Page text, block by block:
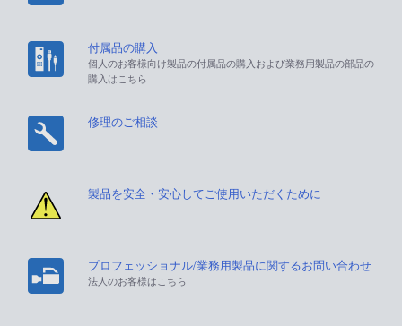
付属品の購入
個人のお客様向け製品の付属品の購入および業務用製品の部品の
購入はこちら
修理のご相談
製品を安全・安心してご使用いただくために
プロフェッショナル/業務用製品に関するお問い合わせ
法人のお客様はこちら